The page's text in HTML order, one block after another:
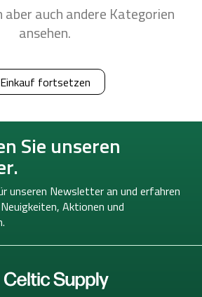
aber auch andere Kategorien
ansehen.
Einkauf fortsetzen
Sie unseren
unseren Newsletter an und erfahren
Neuigkeiten, Aktionen und